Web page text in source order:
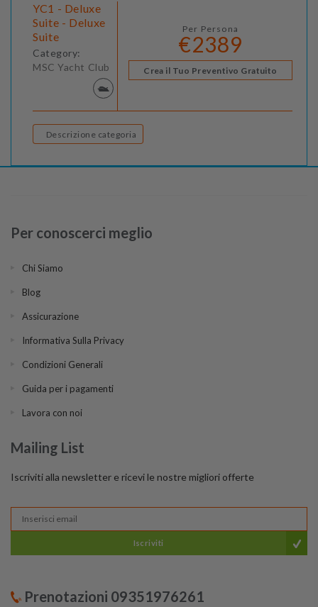
YC1 - Deluxe
Suite - Deluxe
Suite
Category:
MSC Yacht Club
Per Persona
€2389
Crea il Tuo Preventivo Gratuito
Descrizione categoria
Per conoscerci meglio
Chi Siamo
Blog
Assicurazione
Informativa Sulla Privacy
Condizioni Generali
Guida per i pagamenti
Lavora con noi
Mailing List
Iscriviti alla newsletter e ricevi le nostre migliori offerte
Iscriviti
Prenotazioni 09351976261